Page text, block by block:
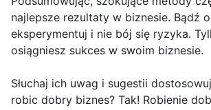
najlepsze rezultaty w biznesie. Bądź
eksperymentuj i nie bój się ryzyka.
osiągniesz sukces w swoim biznesie.
Słuchaj ich uwag i sugestii dostosowuj
robic dobry biznes? Tak! Robienie